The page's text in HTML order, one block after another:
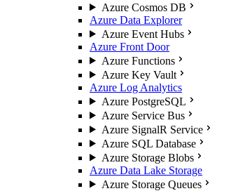
Azure Cosmos DB
Azure Data Explorer
Azure Event Hubs
Azure Front Door
Azure Functions
Azure Key Vault
Azure Log Analytics
Azure PostgreSQL
Azure Service Bus
Azure SignalR Service
Azure SQL Database
Azure Storage Blobs
Azure Data Lake Storage
Azure Storage Queues